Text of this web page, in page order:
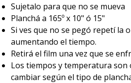
Sujetalo para que no se mueva
Planchá a 165º x 10" ó 15"
Si ves que no se pegó repetí la
aumentando el tiempo.
Retirá el film una vez que se
Los tiempos y temperatura
cambiar según el tipo de